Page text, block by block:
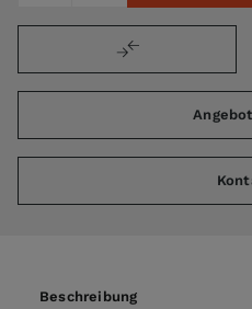
Beschreibung